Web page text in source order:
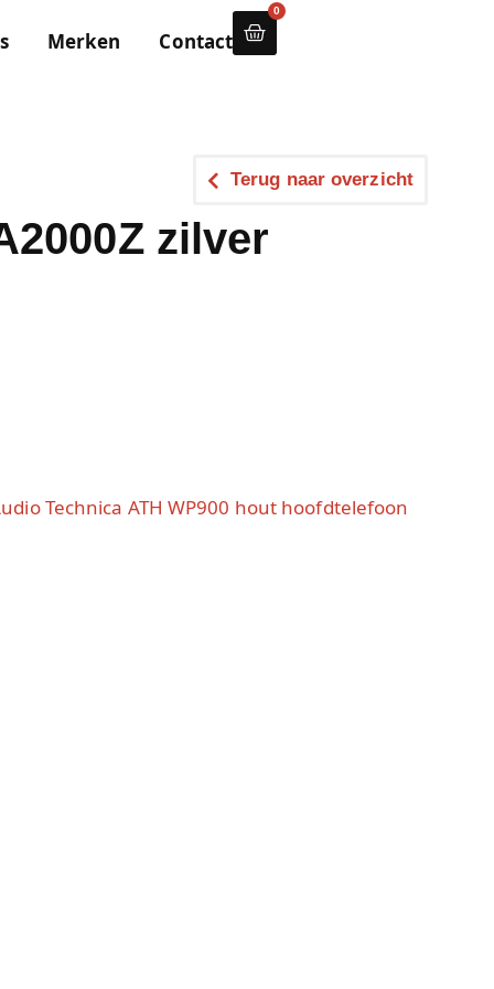
Merken Contact
0
Terug naar overzicht
zilver
Technica ATH WP900 hout hoofdtelefoon